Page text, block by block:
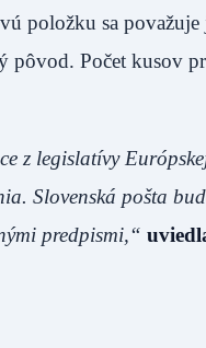
položku sa považuje
pôvod. Počet kusov
z legislatívy
Slovenská pošta
predpismi,“